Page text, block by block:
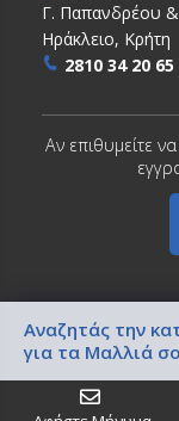
Γ. Παπανδρέου
Ηράκλειο, Κρήτη
2810 34 20 65
Αν επιθυμείτε
Copyright ©
Αναζητάς την
για τα Μαλλιά